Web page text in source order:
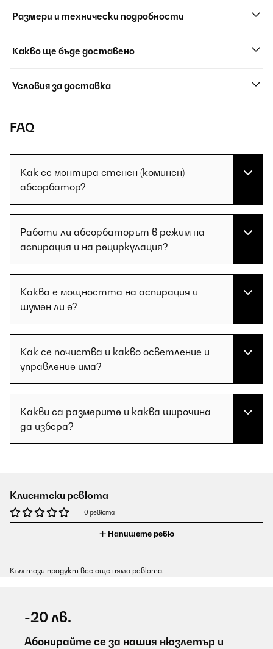
Размери и технически подробности
Какво ще бъде доставено
Условия за доставка
FAQ
Как се монтира стенен (коминен)
абсорбатор?
Работи ли абсорбаторът в режим на
аспирация и на рециркулация?
Каква е мощността на аспирация и
шумен ли е?
Как се почиства и какво осветление и
управление има?
Какви са размерите и каква широчина
да избера?
Клиентски ревюта
0 ревюта
Напишете ревю
Към този продукт все още няма ревюта.
-20 лв.
Абонирайте се за нашия нюзлетър и